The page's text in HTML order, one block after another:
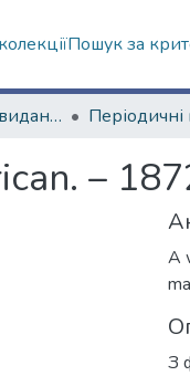
Пошук за
9. Рідкісні та цінні видання
–
A
З